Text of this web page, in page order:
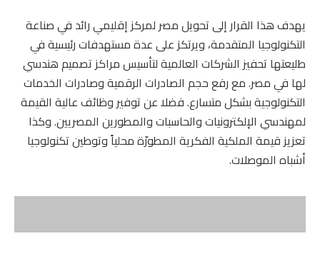
يهدف هذا القرار إلى تحويل مصر لمركز إقليمي رائد في صناعة
التكنولوجيا المتقدمة، ويرتكز على عدة مستهدفات رئيسية في
طليعتها تحفيز الشركات العالمية لتأسيس مراكز تصميم هندسي
لها في مصر. مع رفع حجم الصادرات الرقمية وصادرات الخدمات
التكنولوجية بشكل متسارع. فضلا عن توفير وظائف عالية القيمة
لمهندسي الإلكترونيات والحاسبات والمطورين المصريين. وكذا
تعزيز قيمة الملكية الفكرية المطورّة محلياً وتوطين تكنولوجيا
أشباه الموصلات.